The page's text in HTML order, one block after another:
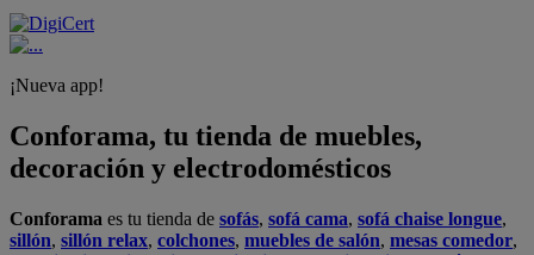
¡Nueva app!
Conforama, tu tienda de muebles,
decoración y electrodomésticos
Conforama es tu tienda de sofás, sofá cama, sofá chaise longue,
sillón, sillón relax, colchones, muebles de salón, mesas comedor,